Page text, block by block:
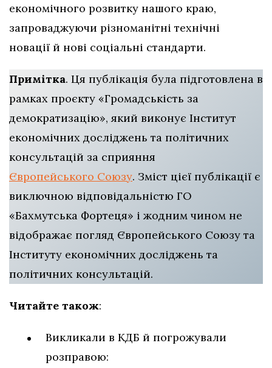
економічного розвитку нашого краю,
запроваджуючи різноманітні технічні
новації й нові соціальні стандарти.
Примітка. Ця публікація була підготовлена в
рамках проєкту «Громадськість за
демократизацію», який виконує Інститут
економічних досліджень та політичних
консультацій за сприяння
Європейського Союзу. Зміст цієї публікації є
виключною відповідальністю ГО
«Бахмутська Фортеця» і жодним чином не
відображає погляд Європейського Союзу та
Інституту економічних досліджень та
політичних консультацій.
Читайте також:
Викликали в КДБ й погрожували
розправою: